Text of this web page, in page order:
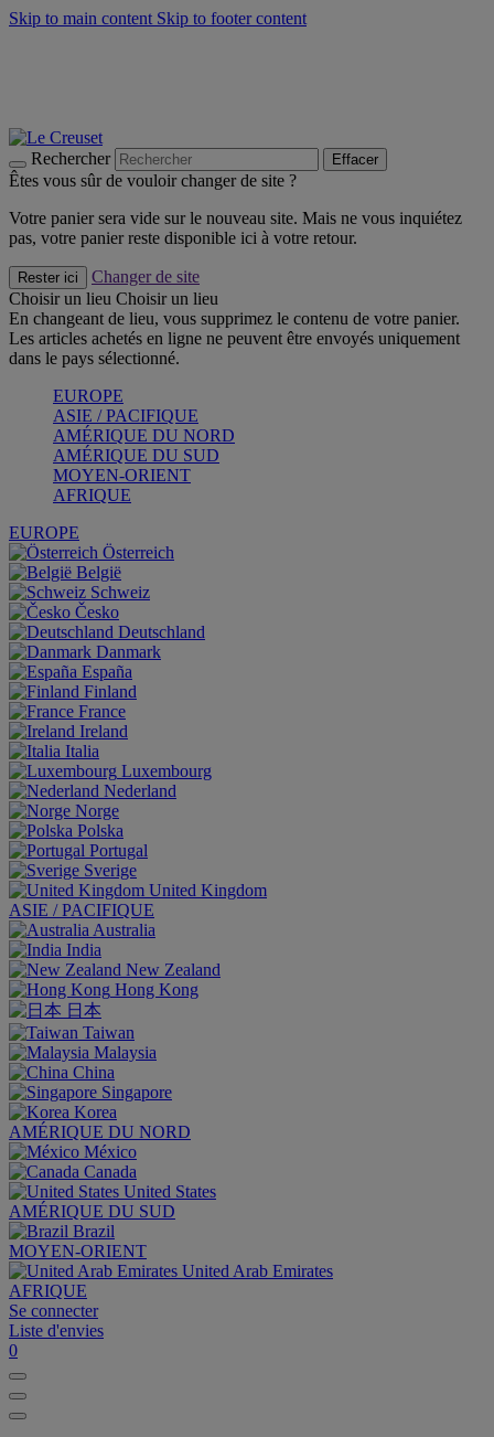
Skip to main content Skip to footer content
Rechercher Effacer
Êtes vous sûr de vouloir changer de site ?
Votre panier sera vide sur le nouveau site. Mais ne vous inquiétez
pas, votre panier reste disponible ici à votre retour.
Rester ici
Changer de site
Choisir un lieu Choisir un lieu
En changeant de lieu, vous supprimez le contenu de votre panier.
Les articles achetés en ligne ne peuvent être envoyés uniquement
dans le pays sélectionné.
EUROPE
ASIE / PACIFIQUE
AMÉRIQUE DU NORD
AMÉRIQUE DU SUD
MOYEN-ORIENT
AFRIQUE
EUROPE
Österreich
België
Schweiz
Česko
Deutschland
Danmark
España
Finland
France
Ireland
Italia
Luxembourg
Nederland
Norge
Polska
Portugal
Sverige
United Kingdom
ASIE / PACIFIQUE
Australia
India
New Zealand
Hong Kong
日本
Taiwan
Malaysia
China
Singapore
Korea
AMÉRIQUE DU NORD
México
Canada
United States
AMÉRIQUE DU SUD
Brazil
MOYEN-ORIENT
United Arab Emirates
AFRIQUE
Se connecter
Liste d'envies
0